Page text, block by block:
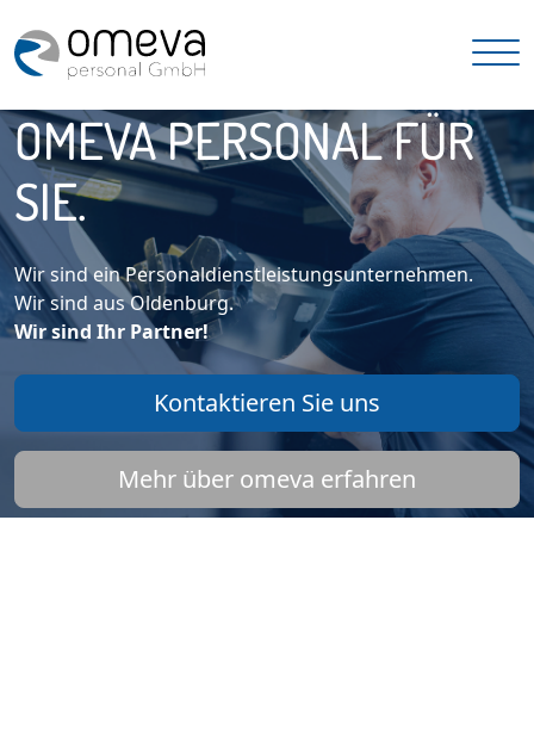
OMEVA PERSONAL FÜR
SIE.
Wir sind ein Personaldienstleistungsunternehmen.
Wir sind aus Oldenburg.
Wir sind Ihr Partner!
Kontaktieren Sie uns
Mehr über omeva erfahren